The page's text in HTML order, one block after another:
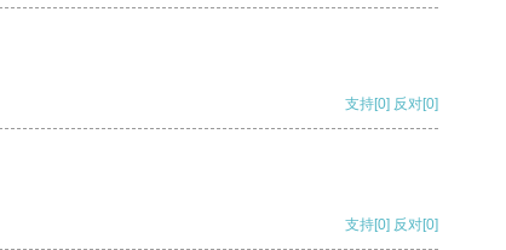
支持[0] 反对[0]
支持[0] 反对[0]